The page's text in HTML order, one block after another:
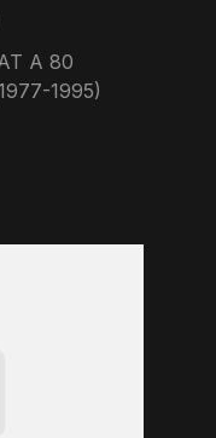
A 80
1995)